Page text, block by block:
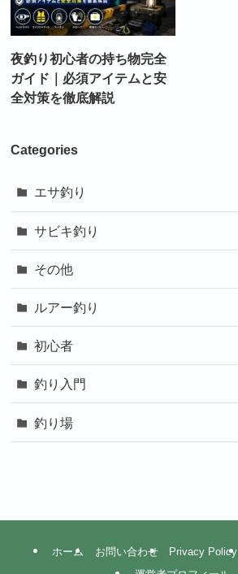
夜釣り初心者の持ち物完全
ガイド｜必須アイテムと安
全対策を徹底解説
Categories
エサ釣り
サビキ釣り
その他
ルアー釣り
初心者
釣り入門
釣り場
ホーム お問い合わせ Privacy Policy